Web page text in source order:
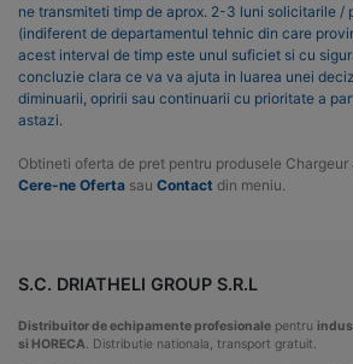
ne transmiteti timp de aprox. 2-3 luni solicitarile /
(indiferent de departamentul tehnic din care
acest interval de timp este unul suficiet si cu
concluzie clara ce va va ajuta in luarea unei
diminuarii, opririi sau continuarii cu prioritate a
astazi.
Obtineti oferta de pret pentru produsele
Cere-ne Oferta sau Contact din meniu.
S.C. DRIATHELI GROUP S.R.L
Distribuitor de echipamente profesionale pentru
si HORECA. Distributie nationala, transport gratuit.